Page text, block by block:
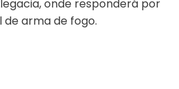
onde responderá por
arma de fogo.